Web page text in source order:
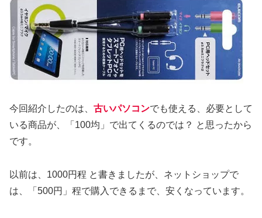
今回紹介したのは、 古いパソコンでも使える、必要として
いる商品が、「100均」で出てくるのでは？ と思ったから
です。
以前は、1000円程 と書きましたが、ネットショップで
は、「500円」程で購入できるまで、安くなっています。